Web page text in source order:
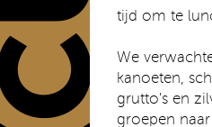
tijd om te
We
kanoeten,
grutto's en
groepen